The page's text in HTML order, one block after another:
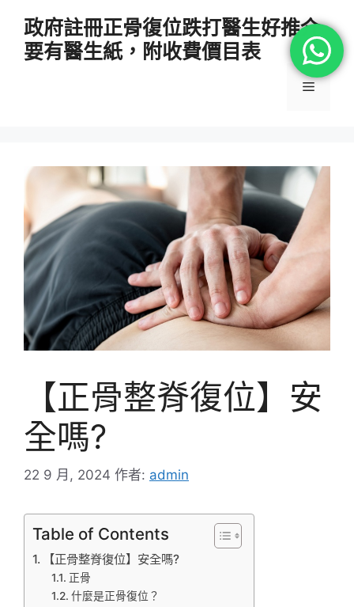
政府註冊正骨復位跌打醫生好推介
要有醫生紙，附收費價目表
選
【正骨整脊復位】安
全嗎?
22 9 月, 2024 作者: admin
Table of Contents
【正骨整脊復位】安全嗎?
正骨
什麼是正骨復位？